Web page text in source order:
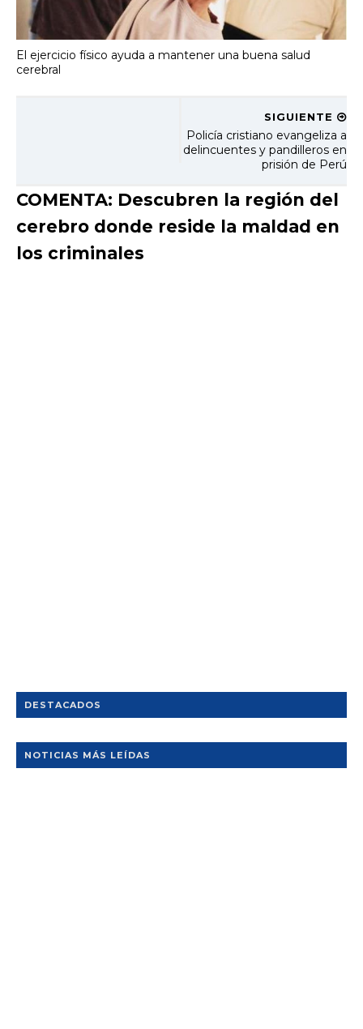
El ejercicio físico ayuda a mantener una buena salud
cerebral
SIGUIENTE
Policía cristiano evangeliza a
delincuentes y pandilleros en
prisión de Perú
COMENTA: Descubren la región del
cerebro donde reside la maldad en
los criminales
DESTACADOS
NOTICIAS MÁS LEÍDAS